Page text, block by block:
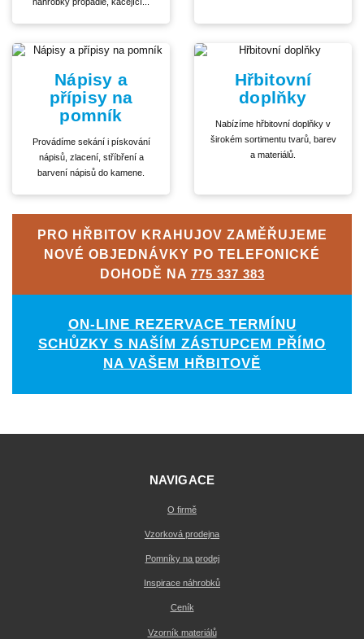
Nápisy a
přípisy na
pomník
Provádíme sekání i pískování
nápisů, zlacení, stříbření a
barvení nápisů do kamene.
Hřbitovní
doplňky
Nabízíme hřbitovní doplňky v
širokém sortimentu tvarů, barev
a materiálů.
PRO HŘBITOV KRAHUJOV ZAMĚŘUJEME
NOVÉ OBJEDNÁVKY PO TELEFONICKÉ
DOHODĚ NA 775 337 383
ON-LINE REZERVACE TERMÍNU
SCHŮZKY S NAŠÍM ZÁSTUPCEM PŘÍMO
NA VAŠEM HŘBITOVĚ
NAVIGACE
O firmě
Vzorková prodejna
Pomníky na prodej
Inspirace náhrobků
Ceník
Vzorník materiálů